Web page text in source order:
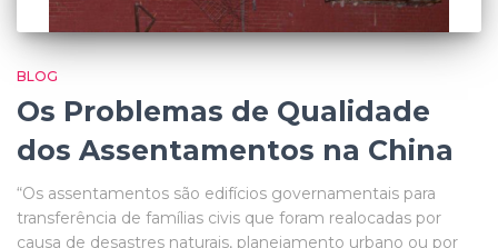
BLOG
Os Problemas de Qualidade
dos Assentamentos na China
“Os assentamentos são edifícios governamentais para
transferência de famílias civis que foram realocadas por
causa de desastres naturais, planejamento urbano ou por